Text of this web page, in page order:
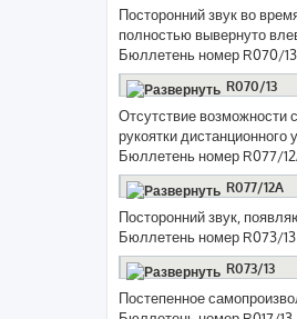
Посторонний звук во
полностью вывернуто
Бюллетень номер R070/13
R070/13
Отсутствие возможности
рукоятки
Бюллетень номер R077/
R077/12A
Посторонний звук,
Бюллетень номер R073/13
R073/13
Постепенное